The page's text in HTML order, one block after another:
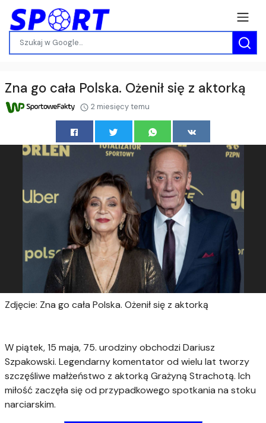
Zna go cała Polska. Ożenił się z aktorką
2 miesięcy temu
Zdjęcie: Zna go cała Polska. Ożenił się z aktorką
W piątek, 15 maja, 75. urodziny obchodzi Dariusz
Szpakowski. Legendarny komentator od wielu lat tworzy
szczęśliwe małżeństwo z aktorką Grażyną Strachotą. Ich
miłość zaczęła się od przypadkowego spotkania na stoku
narciarskim.